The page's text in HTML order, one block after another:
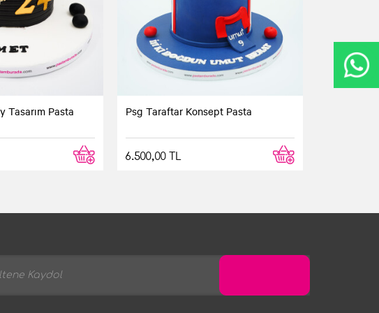
Tasarım Pasta Psg Taraftar Konsept Pasta
6.500,00 TL